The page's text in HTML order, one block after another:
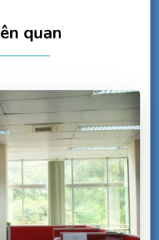
quan